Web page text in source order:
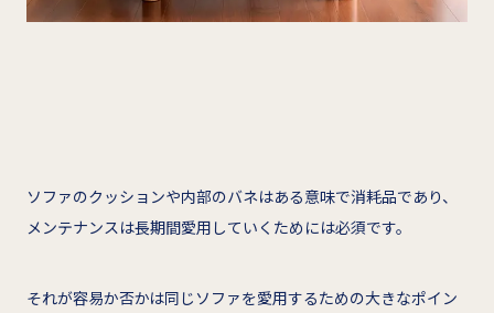
ソファのクッションや内部のバネはある意味で消耗品であり、
メンテナンスは長期間愛用していくためには必須です。
それが容易か否かは同じソファを愛用するための大きなポイン